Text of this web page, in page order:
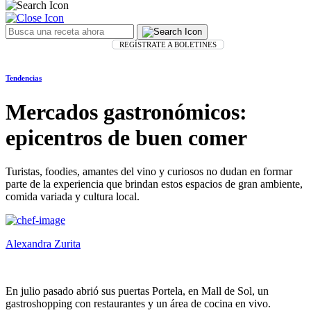
REGÍSTRATE A BOLETINES
Tendencias
Mercados gastronómicos:
epicentros de buen comer
Turistas, foodies, amantes del vino y curiosos no dudan en formar
parte de la experiencia que brindan estos espacios de gran ambiente,
comida variada y cultura local.
Alexandra Zurita
En julio pasado abrió sus puertas Portela, en Mall de Sol, un
gastroshopping con restaurantes y un área de cocina en vivo.